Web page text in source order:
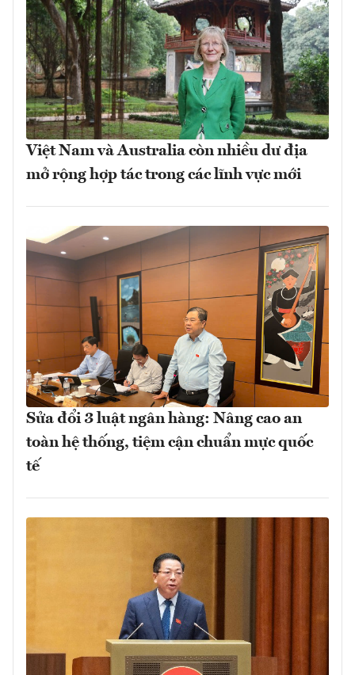
Việt Nam và Australia còn nhiều dư địa
mở rộng hợp tác trong các lĩnh vực mới
Sửa đổi 3 luật ngân hàng: Nâng cao an
toàn hệ thống, tiệm cận chuẩn mực quốc
tế